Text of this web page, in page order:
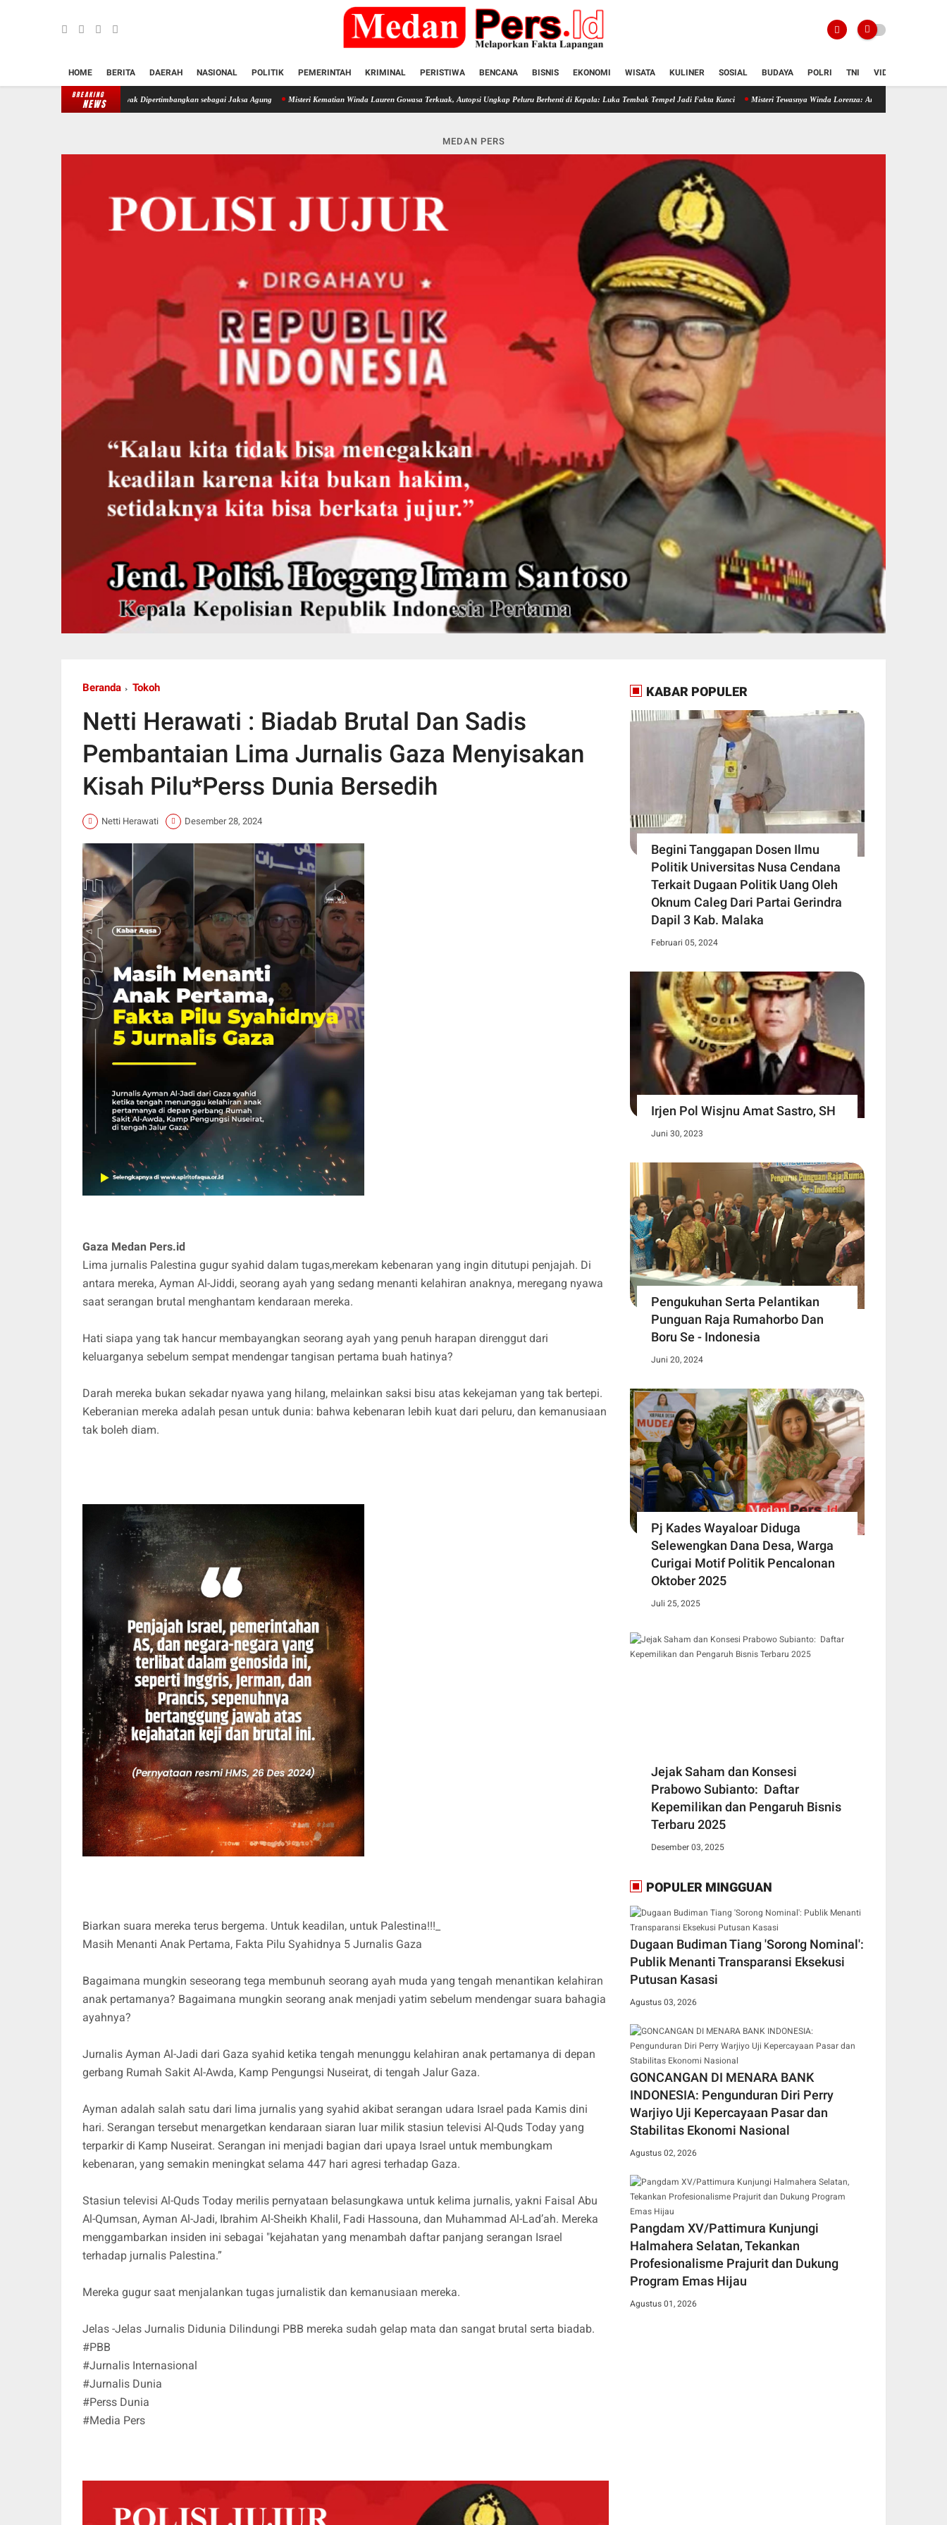
HOME BERITA DAERAH NASIONAL POLITIK PEMERINTAH KRIMINAL PERISTIWA BENCANA BISNIS EKONOMI WISATA KULINER SOSIAL BUDAYA POLRI TNI VIDIO
BREAKING
NEWS
Lempo Dinilai Layak Dipertimbangkan sebagai Jaksa Agung Misteri Kematian Winda Lauren Gowasa Terkuak, Autopsi Ungkap Peluru Berhenti di Kepala: Luka Tembak Tempel Jadi Fakta Kunci Misteri Tewasnya Winda Lorenza: Antara Temuan Forensik, Curahan
MEDAN PERS
Beranda Tokoh
Netti Herawati : Biadab Brutal Dan Sadis
Pembantaian Lima Jurnalis Gaza Menyisakan
Kisah Pilu*Perss Dunia Bersedih
Netti Herawati Desember 28, 2024
Gaza Medan Pers.id
Lima jurnalis Palestina gugur syahid dalam tugas,merekam kebenaran yang ingin ditutupi penjajah. Di
antara mereka, Ayman Al-Jiddi, seorang ayah yang sedang menanti kelahiran anaknya, meregang nyawa
saat serangan brutal menghantam kendaraan mereka.
Hati siapa yang tak hancur membayangkan seorang ayah yang penuh harapan direnggut dari
keluarganya sebelum sempat mendengar tangisan pertama buah hatinya?
Darah mereka bukan sekadar nyawa yang hilang, melainkan saksi bisu atas kekejaman yang tak bertepi.
Keberanian mereka adalah pesan untuk dunia: bahwa kebenaran lebih kuat dari peluru, dan kemanusiaan
tak boleh diam.
Biarkan suara mereka terus bergema. Untuk keadilan, untuk Palestina!!!_
Masih Menanti Anak Pertama, Fakta Pilu Syahidnya 5 Jurnalis Gaza
Bagaimana mungkin seseorang tega membunuh seorang ayah muda yang tengah menantikan kelahiran
anak pertamanya? Bagaimana mungkin seorang anak menjadi yatim sebelum mendengar suara bahagia
ayahnya?
Jurnalis Ayman Al-Jadi dari Gaza syahid ketika tengah menunggu kelahiran anak pertamanya di depan
gerbang Rumah Sakit Al-Awda, Kamp Pengungsi Nuseirat, di tengah Jalur Gaza.
Ayman adalah salah satu dari lima jurnalis yang syahid akibat serangan udara Israel pada Kamis dini
hari. Serangan tersebut menargetkan kendaraan siaran luar milik stasiun televisi Al-Quds Today yang
terparkir di Kamp Nuseirat. Serangan ini menjadi bagian dari upaya Israel untuk membungkam
kebenaran, yang semakin meningkat selama 447 hari agresi terhadap Gaza.
Stasiun televisi Al-Quds Today merilis pernyataan belasungkawa untuk kelima jurnalis, yakni Faisal Abu
Al-Qumsan, Ayman Al-Jadi, Ibrahim Al-Sheikh Khalil, Fadi Hassouna, dan Muhammad Al-Lad’ah. Mereka
menggambarkan insiden ini sebagai "kejahatan yang menambah daftar panjang serangan Israel
terhadap jurnalis Palestina.”
Mereka gugur saat menjalankan tugas jurnalistik dan kemanusiaan mereka.
Jelas -Jelas Jurnalis Didunia Dilindungi PBB mereka sudah gelap mata dan sangat brutal serta biadab.
#PBB
#Jurnalis Internasional
#Jurnalis Dunia
#Perss Dunia
#Media Pers
KABAR POPULER
Begini Tanggapan Dosen Ilmu
Politik Universitas Nusa Cendana
Terkait Dugaan Politik Uang Oleh
Oknum Caleg Dari Partai Gerindra
Dapil 3 Kab. Malaka
Februari 05, 2024
Irjen Pol Wisjnu Amat Sastro, SH
Juni 30, 2023
Pengukuhan Serta Pelantikan
Punguan Raja Rumahorbo Dan
Boru Se - Indonesia
Juni 20, 2024
Pj Kades Wayaloar Diduga
Selewengkan Dana Desa, Warga
Curigai Motif Politik Pencalonan
Oktober 2025
Juli 25, 2025
Jejak Saham dan Konsesi
Prabowo Subianto: Daftar
Kepemilikan dan Pengaruh Bisnis
Terbaru 2025
Desember 03, 2025
POPULER MINGGUAN
Dugaan Budiman Tiang 'Sorong Nominal':
Publik Menanti Transparansi Eksekusi
Putusan Kasasi
Agustus 03, 2026
GONCANGAN DI MENARA BANK
INDONESIA: Pengunduran Diri Perry
Warjiyo Uji Kepercayaan Pasar dan
Stabilitas Ekonomi Nasional
Agustus 02, 2026
Pangdam XV/Pattimura Kunjungi
Halmahera Selatan, Tekankan
Profesionalisme Prajurit dan Dukung
Program Emas Hijau
Agustus 01, 2026